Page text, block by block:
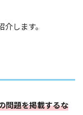
します。
問題を掲載するな